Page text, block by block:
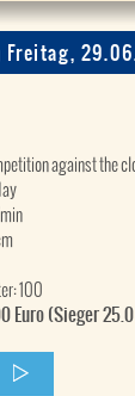
Freitag,
against the
100
Euro (Sieger